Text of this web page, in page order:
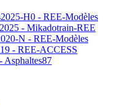
2025-H0 - REE-Modèles
2025 - Mikadotrain-REE
N - REE-Modèles
- REE-ACCESS
Asphaltes87